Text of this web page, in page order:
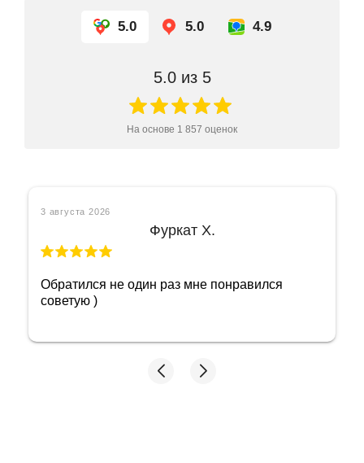
5.0 5.0 4.9
5.0из 5
На основе 1 857 оценок
3 августа 2026
Фуркат Х.
Обратился не один раз мне понравился
советую )